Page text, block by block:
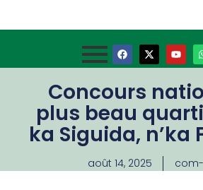
Concours
plus beau
ka Siguida, n’ka
août 14, 2025